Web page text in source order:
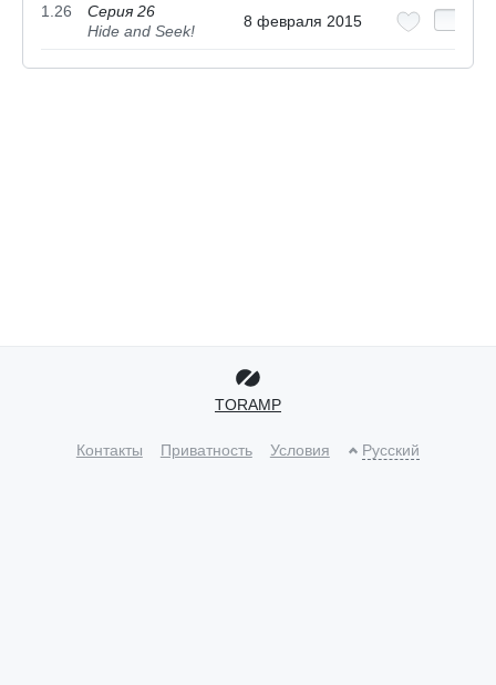
1.26
Серия 26
Hide and Seek!
8 февраля 2015
TORAMP
Контакты Приватность Условия Русский